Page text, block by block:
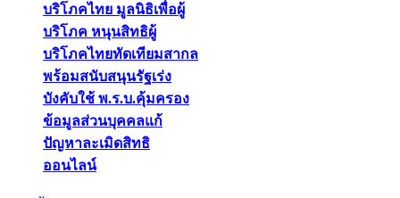
บริโภคไทย มูลนิธิเพื่อผู้
บริโภค หนุนสิทธิผู้
บริโภคไทยทัดเทียมสากล
พร้อมสนับสนุนรัฐเร่ง
บังคับใช้ พ.ร.บ.คุ้มครอง
ข้อมูลส่วนบุคคลแก้
ปัญหาละเมิดสิทธิ
ออนไลน์